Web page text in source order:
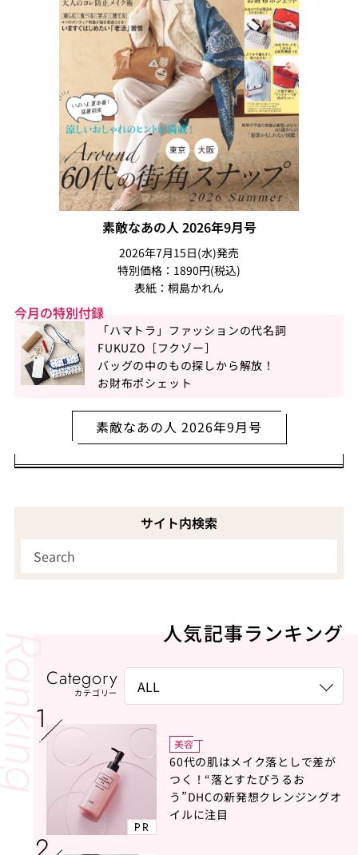
素敵なあの人 2026年9月号
2026年7月15日(水)発売
特別価格：1890円(税込)
表紙：桐島かれん
今月の特別付録
「ハマトラ」ファッションの代名詞
FUKUZO［フクゾー］
バッグの中のもの探しから解放！
お財布ポシェット
素敵なあの人 2026年9月号
サイト内検索
人気記事ランキング
Category
カテゴリー
PR
美容
60代の肌はメイク落としで差が
つく！“落とすたびうるお
う”DHCの新発想クレンジングオ
イルに注目